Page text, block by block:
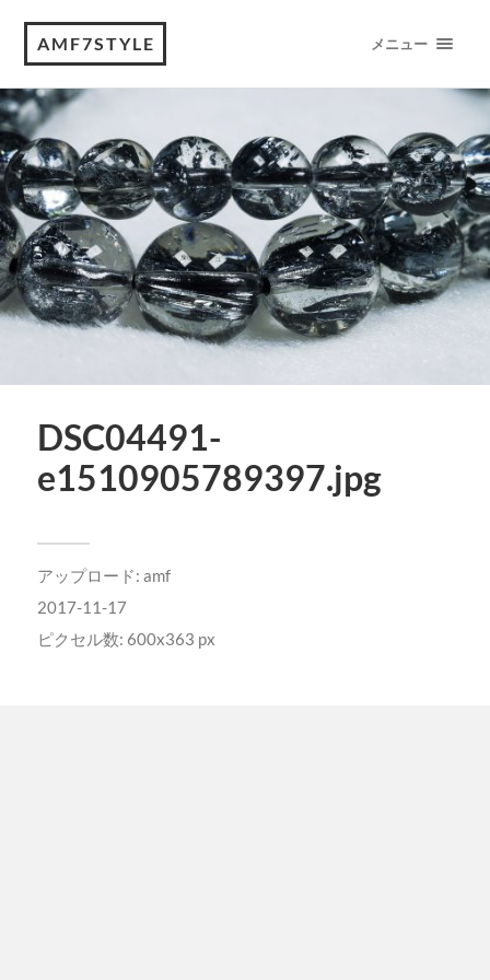
AMF7STYLE メニュー
DSC04491-
e1510905789397.jpg
アップロード: amf
2017-11-17
ピクセル数: 600x363 px